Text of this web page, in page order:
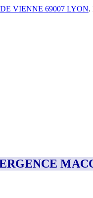
VIENNE 69007 LYON.